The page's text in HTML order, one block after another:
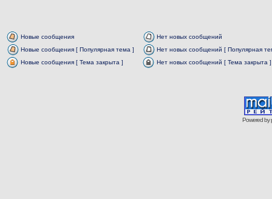
Новые сообщения
Нет новых сообщений
Новые сообщения [ Популярная тема ]
Нет новых сообщений [ Популярная
Новые сообщения [ Тема закрыта ]
Нет новых сообщений [ Тема закрыта ]
Powered by